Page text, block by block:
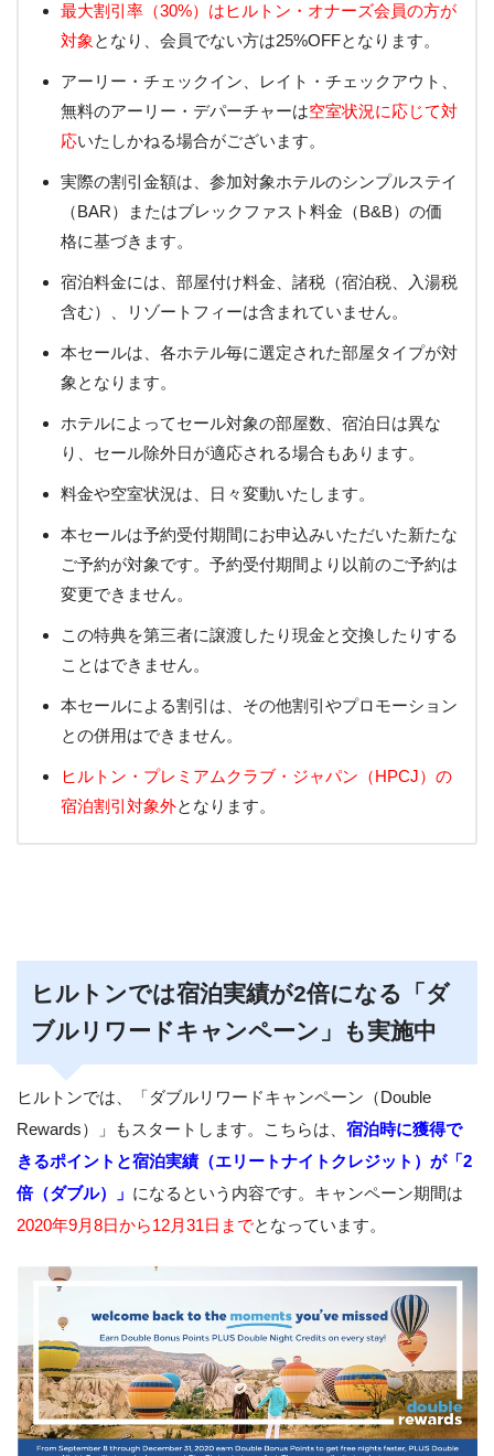
最大割引率（30%）はヒルトン・オナーズ会員の方が
対象 となり、会員でない方は25%OFFとなります。
アーリー・チェックイン、レイト・チェックアウト、
無料のアーリー・デパーチャーは空室状況に応じて対
応いたしかねる場合がございます。
実際の割引金額は、参加対象ホテルのシンプルステイ
（BAR）またはブレックファスト料金（B&B）の価
格に基づきます。
宿泊料金には、部屋付け料金、諸税（宿泊税、入湯税
含む）、リゾートフィーは含まれていません。
本セールは、各ホテル毎に選定された部屋タイプが対
象となります。
ホテルによってセール対象の部屋数、宿泊日は異な
り、セール除外日が適応される場合もあります。
料金や空室状況は、日々変動いたします。
本セールは予約受付期間にお申込みいただいた新たな
ご予約が対象です。予約受付期間より以前のご予約は
変更できません。
この特典を第三者に譲渡したり現金と交換したりする
ことはできません。
本セールによる割引は、その他割引やプロモーション
との併用はできません。
ヒルトン・プレミアムクラブ・ジャパン（HPCJ）の
宿泊割引対象外となります。
ヒルトンでは宿泊実績が2倍になる「ダ
ブルリワードキャンペーン」も実施中
ヒルトンでは、「ダブルリワードキャンペーン（Double
Rewards）」もスタートします。こちらは、 宿泊時に獲得で
きるポイントと宿泊実績（エリートナイトクレジット）が「2
倍（ダブル）」 になるという内容です。キャンペーン期間は
2020年9月8日から12月31日までとなっています。